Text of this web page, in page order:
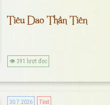
Tiêu Dao Thần Tiên
👁 391 lượt đọc
30.7.2026 Text